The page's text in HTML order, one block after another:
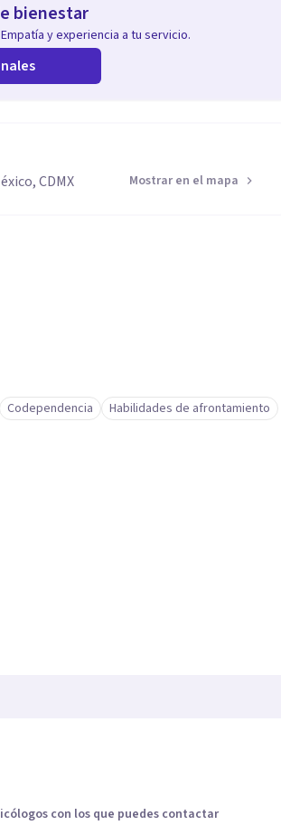
bienestar
y experiencia a tu servicio.
CDMX
Mostrar en el mapa
Codependencia
Habilidades de afrontamiento
con los que puedes contactar